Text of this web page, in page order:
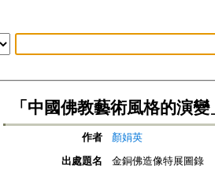
「中國佛教藝術風格的演
作者
顏娟英
出處題名
金銅佛造像特展圖錄